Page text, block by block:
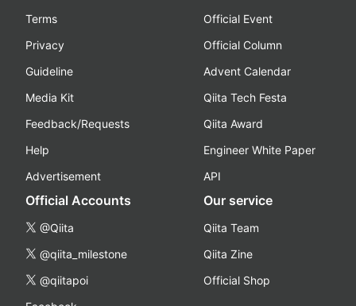
Terms
Privacy
Guideline
Media Kit
Feedback/Requests
Help
Advertisement
Official Event
Official Column
Advent Calendar
Qiita Tech Festa
Qiita Award
Engineer White Paper
API
Official Accounts
@Qiita
@qiita_milestone
@qiitapoi
Our service
Qiita Team
Qiita Zine
Official Shop